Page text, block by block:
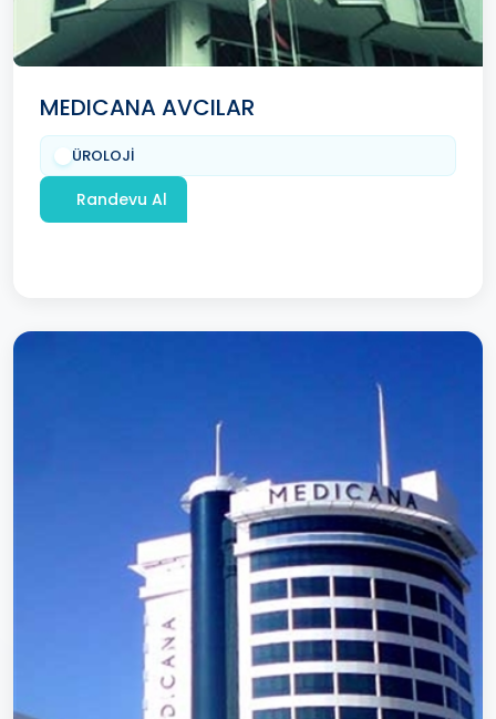
MEDICANA AVCILAR
ÜROLOJİ
Randevu Al